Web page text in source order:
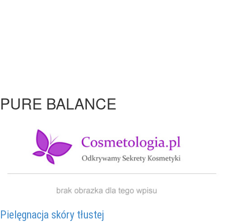
PURE BALANCE
Pielęgnacja skóry tłustej